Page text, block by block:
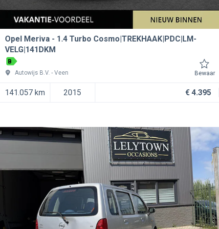
Opel Meriva
1.4 Turbo Cosmo|TREKHAAK|PDC|LM-
VELG|141DKM
B
Autowijs B.V.
Veen Bewaar
141.057 km 2015 € 4.395